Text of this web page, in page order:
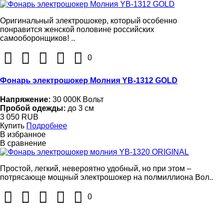
Оригинальный электрошокер, который особенно
понравится женской половине российских
самооборонщиков! ..
0
Фонарь электрошокер Молния YB-1312 GOLD
Напряжение: 30 000К Вольт
Пробой одежды: до 3 см
3 050 RUB
Купить Подробнее
В избранное
В сравнение
Простой, легкий, невероятно удобный, но при этом –
потрясающе мощный электрошокер на полмиллиона Вол..
0